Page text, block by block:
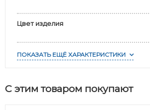
Цвет изделия
ПОКАЗАТЬ ЕЩЁ ХАРАКТЕРИСТИКИ
С этим товаром покупают